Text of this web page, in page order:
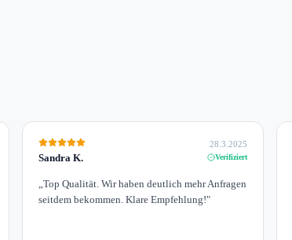
Sandra K.
28.3.2025
Verifiziert
Top Qualität. Wir haben deutlich mehr Anfragen
seitdem bekommen. Klare Empfehlung!"